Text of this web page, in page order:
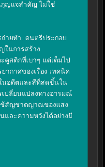
กุญแจสำคัญ ไม่ใช่
ายทำ: ดนตรีประกอบ
ในการสร้าง
คูสติกที่เบาๆ แต่เต็มไป
ากาศของเรื่อง เทคนิค
นอดีตและสีที่สดขึ้นใน
เปลี่ยนแปลงทางอารมณ์
ช้สัญชาตญาณของแสง
และความหวังได้อย่างมี